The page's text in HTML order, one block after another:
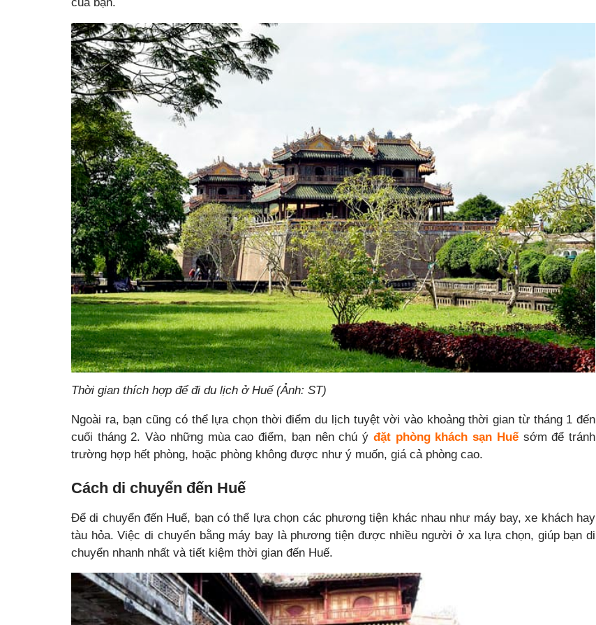
Thời gian thích hợp để đi du lịch ở Huế (Ảnh: ST)
Ngoài ra, bạn cũng có thể lựa chọn thời điểm du lịch tuyệt vời vào khoảng thời gian từ tháng 1 đến
cuối tháng 2. Vào những mùa cao điểm, bạn nên chú ý đặt phòng khách sạn Huế sớm để tránh
trường hợp hết phòng, hoặc phòng không được như ý muốn, giá cả phòng cao.
Cách di chuyển đến Huế
Để di chuyển đến Huế, bạn có thể lựa chọn các phương tiện khác nhau như máy bay, xe khách hay
tàu hỏa. Việc di chuyển bằng máy bay là phương tiện được nhiều người ở xa lựa chọn, giúp bạn di
chuyển nhanh nhất và tiết kiệm thời gian đến Huế.